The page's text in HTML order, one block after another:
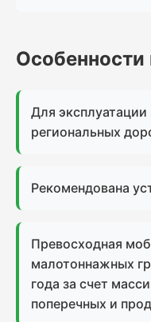
Для
региональных
Рекомендована
Превосходная
малотоннажных
года за счет
поперечных и